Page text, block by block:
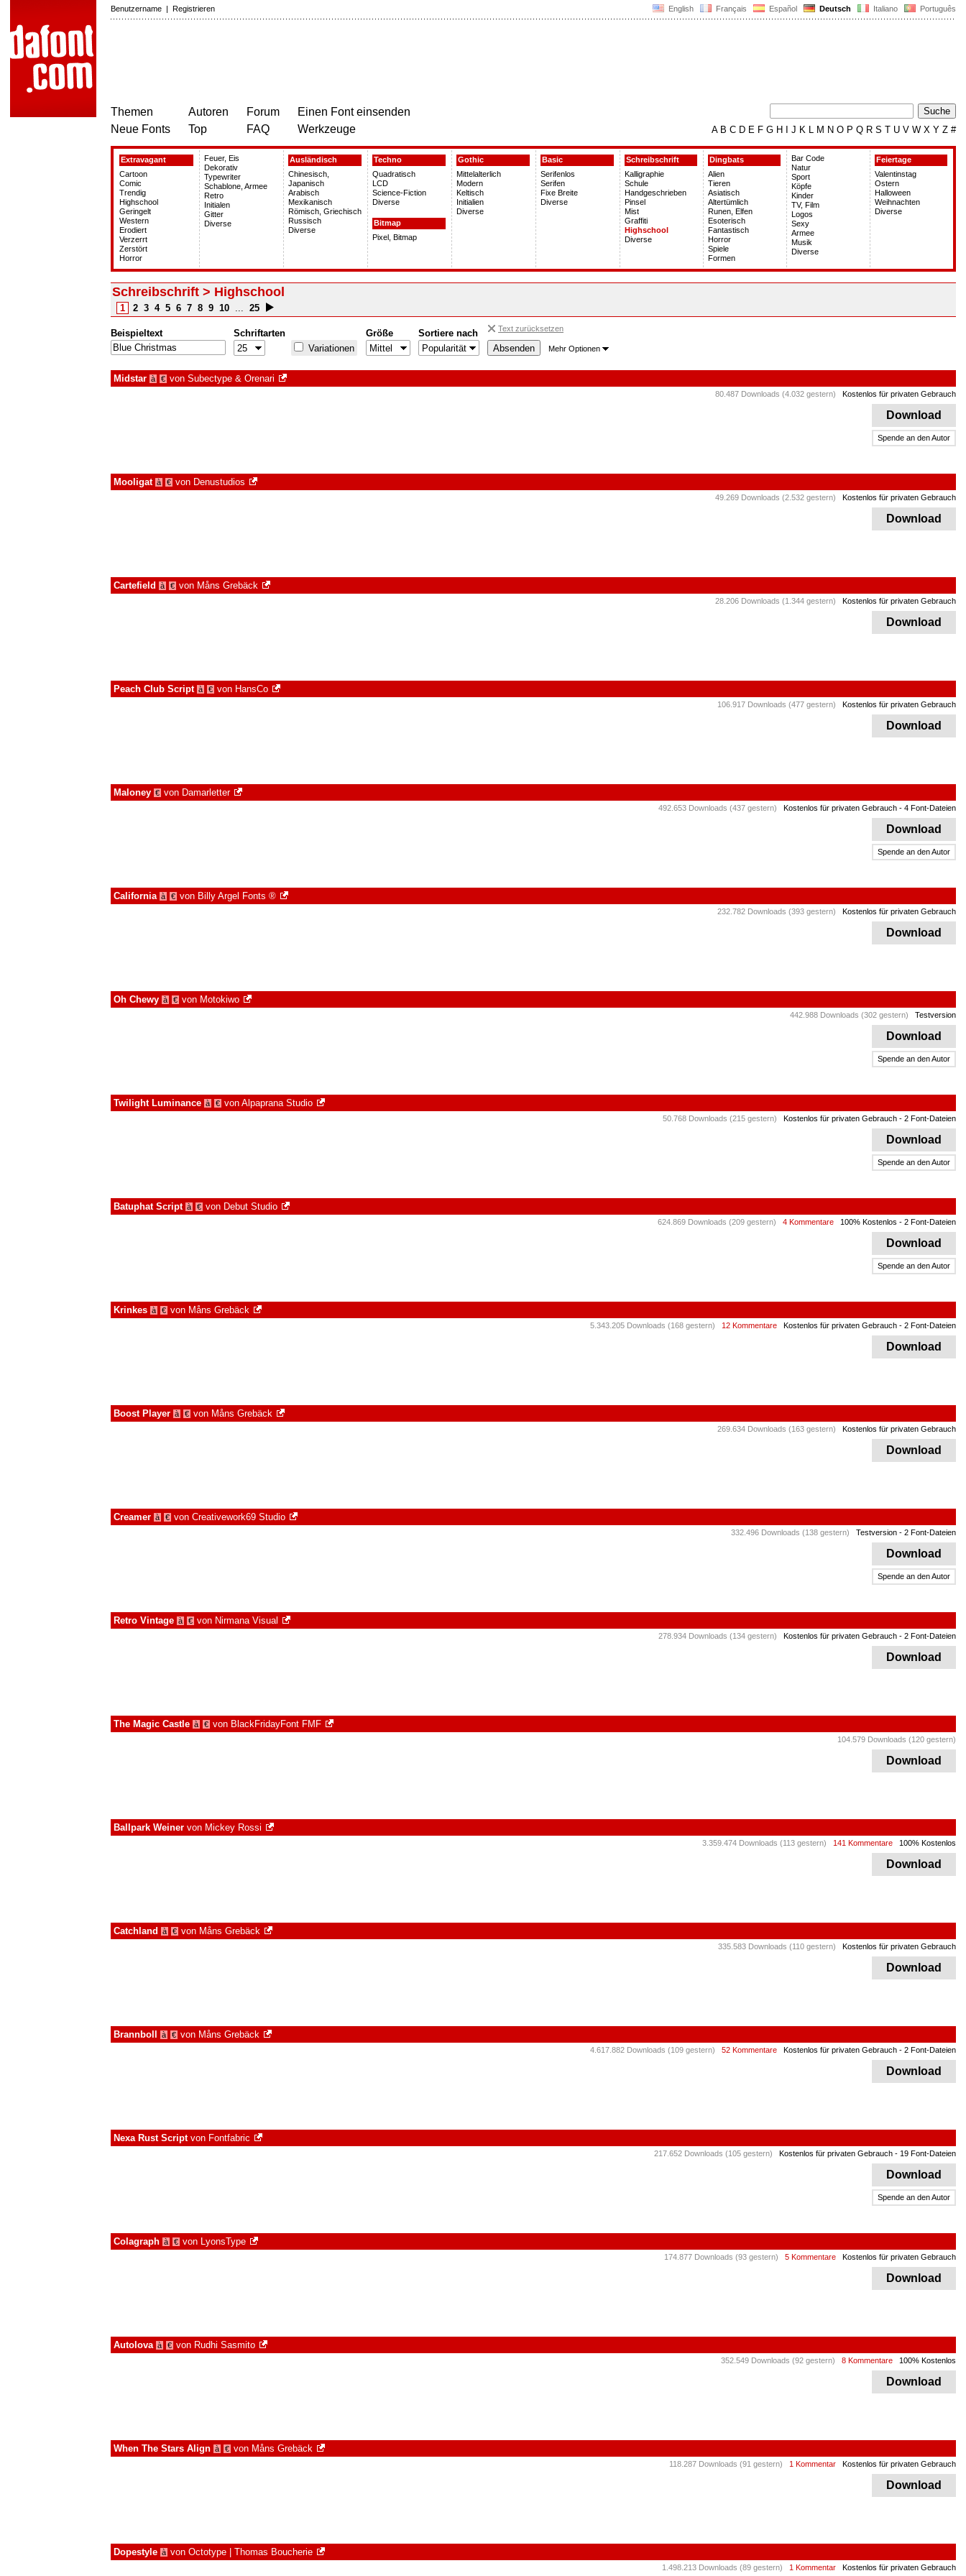
English Français Español Deutsch Italiano Português
Benutzername | Registrieren
Themen
Neue Fonts
Autoren
Top
Forum
FAQ
Einen Font einsenden
Werkzeuge
AB C D E F G H J K L M N O P Q R S T U V W X Y Z #
Extravagant
Cartoon
Comic
Trendig
Highschool
Geringelt
Western
Erodiert
Verzerrt
Zerstört
Horror
Feuer, Eis
Dekorativ
Typewriter
Schablone, Armee
Retro
Initialen
Gitter
Diverse
Ausländisch
Chinesisch,
Japanisch
Arabisch
Mexikanisch
Römisch, Griechisch
Russisch
Diverse
Techno
Quadratisch
LCD
Science-Fiction
Diverse
Bitmap
Pixel, Bitmap
Gothic
Mittelalterlich
Modern
Keltisch
Initialien
Diverse
Basic
Serifenlos
Serifen
Fixe Breite
Diverse
Schreibschrift
Kalligraphie
Schule
Handgeschrieben
Pinsel
Mist
Graffiti
Highschool
Diverse
Dingbats
Alien
Tieren
Asiatisch
Altertümlich
Runen, Elfen
Esoterisch
Fantastisch
Horror
Spiele
Formen
Bar Code
Natur
Sport
Köpfe
Kinder
TV, Film
Logos
Sexy
Armee
Musik
Diverse
Feiertage
Valentinstag
Ostern
Halloween
Weihnachten
Diverse
Schreibschrift > Highschool
1 2 3 4 5 6 7 8 9 10 ... 25
Beispieltext
Schriftarten
Variationen
Größe Sortiere nach Text zurücksetzen
Mehr Optionen
Midstar à € von Subectype & Orenari
80.487 Downloads (4.032 gestern) Kostenlos für privaten Gebrauch
Download
Spende an den Autor
Mooligat à € von Denustudios
49.269 Downloads (2.532 gestern) Kostenlos für privaten Gebrauch
Download
Cartefield à € von Måns Grebäck
28.206 Downloads (1.344 gestern) Kostenlos für privaten Gebrauch
Download
Peach Club Script à € von HansCo
106.917 Downloads (477 gestern) Kostenlos für privaten Gebrauch
Download
Maloney € von Damarletter
492.653 Downloads (437 gestern) Kostenlos für privaten Gebrauch - 4 Font-Dateien
Download
Spende an den Autor
California à € von Billy Argel Fonts ®
232.782 Downloads (393 gestern) Kostenlos für privaten Gebrauch
Download
Oh Chewy à € von Motokiwo
442.988 Downloads (302 gestern) Testversion
Download
Spende an den Autor
Twilight Luminance à € von Alpaprana Studio
50.768 Downloads (215 gestern) Kostenlos für privaten Gebrauch - 2 Font-Dateien
Download
Spende an den Autor
Batuphat Script à € von Debut Studio
624.869 Downloads (209 gestern) 4 Kommentare 100% Kostenlos - 2 Font-Dateien
Download
Spende an den Autor
Krinkes à € von Måns Grebäck
5.343.205 Downloads (168 gestern) 12 Kommentare Kostenlos für privaten Gebrauch - 2 Font-Dateien
Download
Boost Player à € von Måns Grebäck
269.634 Downloads (163 gestern) Kostenlos für privaten Gebrauch
Download
Creamer à € von Creativework69 Studio
332.496 Downloads (138 gestern) Testversion - 2 Font-Dateien
Download
Spende an den Autor
Retro Vintage à € von Nirmana Visual
278.934 Downloads (134 gestern) Kostenlos für privaten Gebrauch - 2 Font-Dateien
Download
The Magic Castle à € von BlackFridayFont FMF
104.579 Downloads (120 gestern)
Download
Ballpark Weiner von Mickey Rossi
3.359.474 Downloads (113 gestern) 141 Kommentare 100% Kostenlos
Download
Catchland à € von Måns Grebäck
335.583 Downloads (110 gestern) Kostenlos für privaten Gebrauch
Download
Brannboll à € von Måns Grebäck
4.617.882 Downloads (109 gestern) 52 Kommentare Kostenlos für privaten Gebrauch - 2 Font-Dateien
Download
Nexa Rust Scriptvon Fontfabric
217.652 Downloads (105 gestern) Kostenlos für privaten Gebrauch - 19 Font-Dateien
Download
Spende an den Autor
Colagraph à € von LyonsType
174.877 Downloads (93 gestern) 5 Kommentare Kostenlos für privaten Gebrauch
Download
Autolova à € von Rudhi Sasmito
352.549 Downloads (92 gestern) 8 Kommentare 100% Kostenlos
Download
When The Stars Align à € von Måns Grebäck
118.287 Downloads (91 gestern) 1 Kommentar Kostenlos für privaten Gebrauch
Download
Dopestyle à von Octotype | Thomas Boucherie
1.498.213 Downloads (89 gestern) 1 Kommentar Kostenlos für privaten Gebrauch